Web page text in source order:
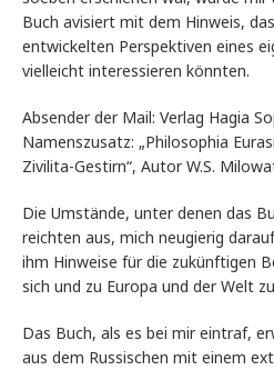
Buch avisiert mit dem Hinweis,
entwickelten Perspektiven eines
vielleicht interessieren könnten.
Absender der Mail: Verlag Hagia
Namenszusatz: „Philosophia
Zivilita-Gestirn“, Autor W.S.
Die Umstände, unter denen das
reichten aus, mich neugierig
ihm Hinweise für die zukünftigen
sich und zu Europa und der Welt
Das Buch, als es bei mir eintraf,
aus dem Russischen mit einem